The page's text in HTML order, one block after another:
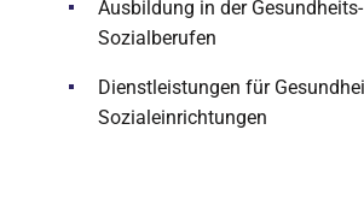
Ausbildung in der
Sozialberufen
Dienstleistungen für
Sozialeinrichtungen